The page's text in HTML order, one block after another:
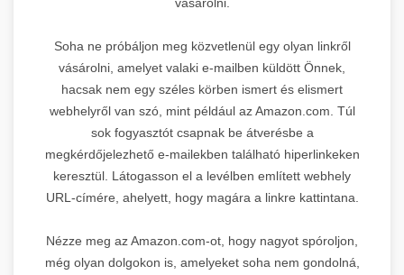
Soha ne próbáljon meg közvetlenül egy olyan linkről
vásárolni, amelyet valaki e-mailben küldött Önnek,
hacsak nem egy széles körben ismert és elismert
webhelyről van szó, mint például az Amazon.com. Túl
sok fogyasztót csapnak be átverésbe a
megkérdőjelezhető e-mailekben található hiperlinkeken
keresztül. Látogasson el a levélben említett webhely
URL-címére, ahelyett, hogy magára a linkre kattintana.
Nézze meg az Amazon.com-ot, hogy nagyot spóroljon,
még olyan dolgokon is, amelyeket soha nem gondolná,